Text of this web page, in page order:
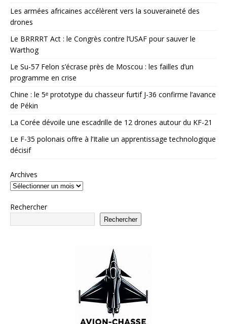
Les armées africaines accélèrent vers la souveraineté des
drones
Le BRRRRT Act : le Congrès contre l’USAF pour sauver le
Warthog
Le Su-57 Felon s’écrase près de Moscou : les failles d’un
programme en crise
Chine : le 5ᵉ prototype du chasseur furtif J-36 confirme l’avance
de Pékin
La Corée dévoile une escadrille de 12 drones autour du KF-21
Le F-35 polonais offre à l’Italie un apprentissage technologique
décisif
Archives
Rechercher
Rechercher